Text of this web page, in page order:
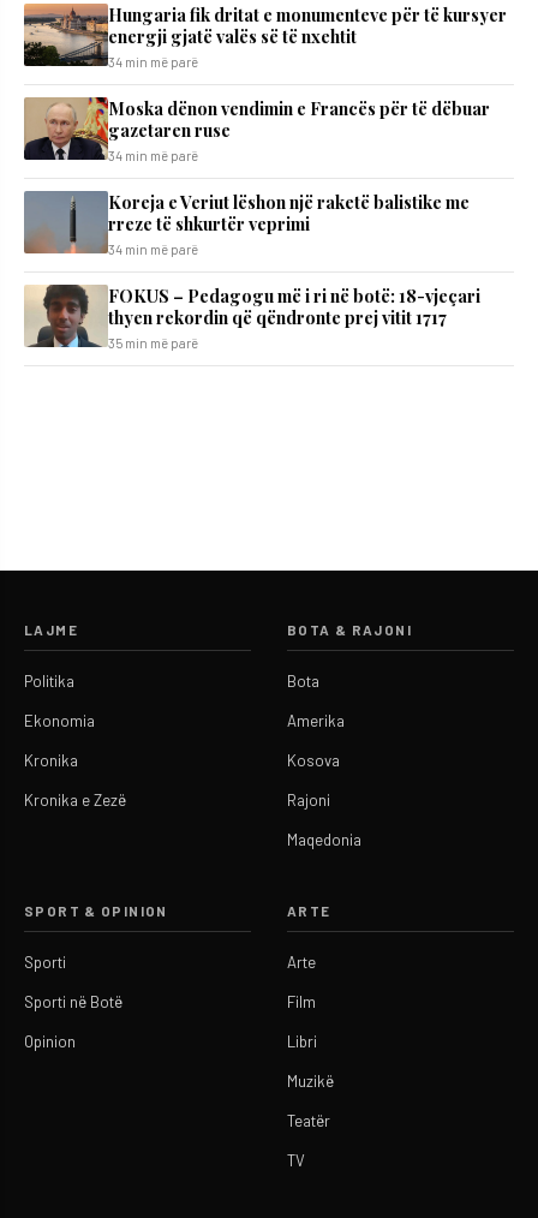
Hungaria fik dritat e monumenteve për të kursyer
energji gjatë valës së të nxehtit
34 min më parë
Moska dënon vendimin e Francës për të dëbuar
gazetaren ruse
34 min më parë
Koreja e Veriut lëshon një raketë balistike me
rreze të shkurtër veprimi
34 min më parë
FOKUS – Pedagogu më i ri në botë: 18-vjeçari
thyen rekordin që qëndronte prej vitit 1717
35 min më parë
LAJME
Politika
Ekonomia
Kronika
Kronika e Zezë
BOTA & RAJONI
Bota
Amerika
Kosova
Rajoni
Maqedonia
SPORT & OPINION
Sporti
Sporti në Botë
Opinion
ARTE
Arte
Film
Libri
Muzikë
Teatër
TV